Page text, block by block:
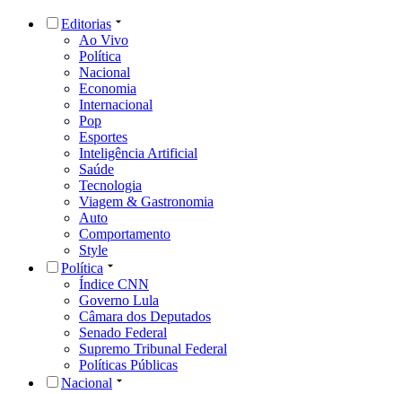
Editorias
Ao Vivo
Política
Nacional
Economia
Internacional
Pop
Esportes
Inteligência Artificial
Saúde
Tecnologia
Viagem & Gastronomia
Auto
Comportamento
Style
Política
Índice CNN
Governo Lula
Câmara dos Deputados
Senado Federal
Supremo Tribunal Federal
Políticas Públicas
Nacional